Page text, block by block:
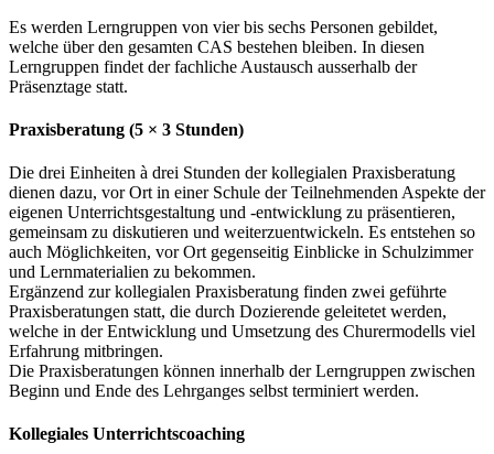
Es werden Lerngruppen von vier bis sechs Personen gebildet,
welche über den gesamten CAS bestehen bleiben. In diesen
Lerngruppen findet der fachliche Austausch ausserhalb der
Präsenztage statt.
Praxisberatung (5 × 3 Stunden)
Die drei Einheiten à drei Stunden der kollegialen Praxisberatung
dienen dazu, vor Ort in einer Schule der Teilnehmenden Aspekte der
eigenen Unterrichtsgestaltung und -entwicklung zu präsentieren,
gemeinsam zu diskutieren und weiterzuentwickeln. Es entstehen so
auch Möglichkeiten, vor Ort gegenseitig Einblicke in Schulzimmer
und Lernmaterialien zu bekommen.
Ergänzend zur kollegialen Praxisberatung finden zwei geführte
Praxisberatungen statt, die durch Dozierende geleitetet werden,
welche in der Entwicklung und Umsetzung des Churermodells viel
Erfahrung mitbringen.
Die Praxisberatungen können innerhalb der Lerngruppen zwischen
Beginn und Ende des Lehrganges selbst terminiert werden.
Kollegiales Unterrichtscoaching